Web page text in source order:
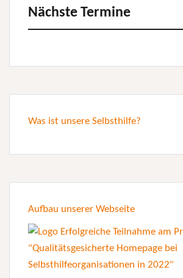
Nächste Termine
Was ist unsere Selbsthilfe?
Aufbau unserer Webseite